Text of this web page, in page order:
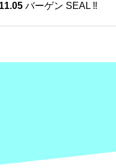
バーゲン SEAL ‼